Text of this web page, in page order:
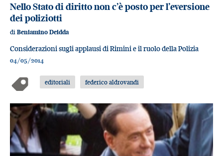
Nello Stato di diritto non c’è posto per l’eversione
dei poliziotti
di Beniamino Deidda
Considerazioni sugli applausi di Rimini e il ruolo della Polizia
04/05/2014
editoriali federico aldrovandi